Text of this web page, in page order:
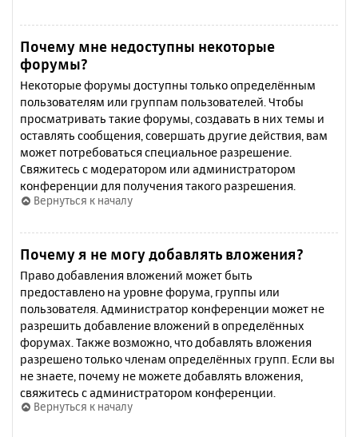
Почему мне недоступны некоторые
форумы?
Некоторые форумы доступны только определённым
пользователям или группам пользователей. Чтобы
просматривать такие форумы, создавать в них темы и
оставлять сообщения, совершать другие действия, вам
может потребоваться специальное разрешение.
Свяжитесь с модератором или администратором
конференции для получения такого разрешения.
Вернуться к началу
Почему я не могу добавлять вложения?
Право добавления вложений может быть
предоставлено на уровне форума, группы или
пользователя. Администратор конференции может не
разрешить добавление вложений в определённых
форумах. Также возможно, что добавлять вложения
разрешено только членам определённых групп. Если вы
не знаете, почему не можете добавлять вложения,
свяжитесь с администратором конференции.
Вернуться к началу